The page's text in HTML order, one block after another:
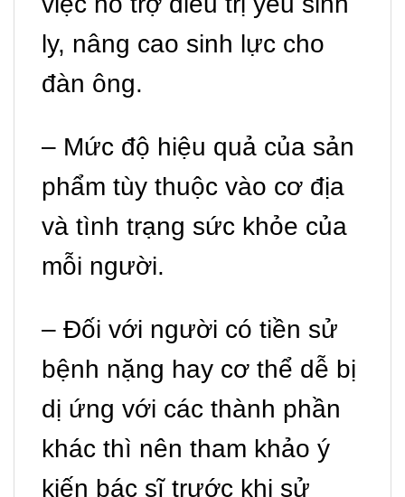
ly, nâng cao sinh lực cho
đàn ông.
– Mức độ hiệu quả của sản
phẩm tùy thuộc vào cơ địa
và tình trạng sức khỏe của
mỗi người.
– Đối với người có tiền sử
bệnh nặng hay cơ thể dễ bị
dị ứng với các thành phần
khác thì nên tham khảo ý
kiến bác sĩ trước khi sử